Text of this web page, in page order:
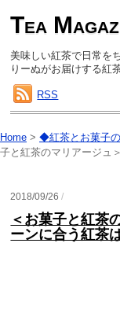
Tea
美味しい紅茶で日常を
りーぬがお届けする紅
RSS
Home > ◆紅茶とお菓子の
子と紅茶のマリアージュ
2018/09/26/
＜お菓子と紅茶
ーンに合う紅茶